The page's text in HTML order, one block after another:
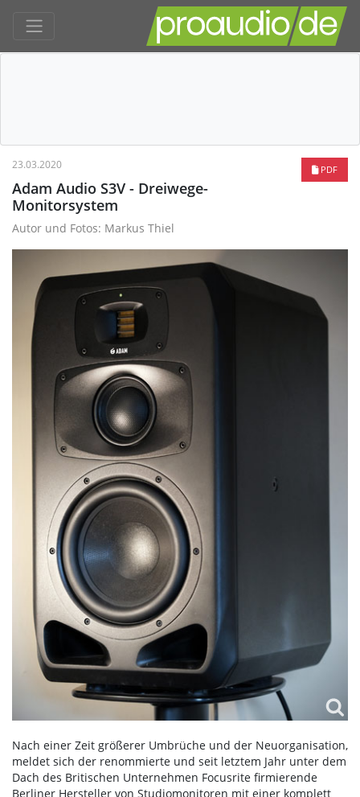
PDF
23.03.2020
Adam Audio S3V - Dreiwege-
Monitorsystem
Autor und Fotos: Markus Thiel
Nach einer Zeit größerer Umbrüche und der Neuorganisation,
meldet sich der renommierte und seit letztem Jahr unter dem
Dach des Britischen Unternehmen Focusrite firmierende
Berliner Hersteller von Studiomonitoren mit einer komplett